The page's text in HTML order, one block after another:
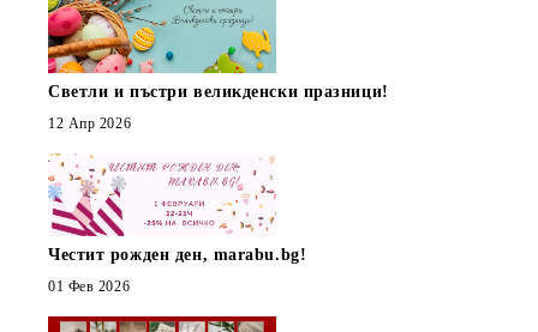
Светли и пъстри великденски празници!
12 Апр 2026
Честит рожден ден, marabu.bg!
01 Фев 2026